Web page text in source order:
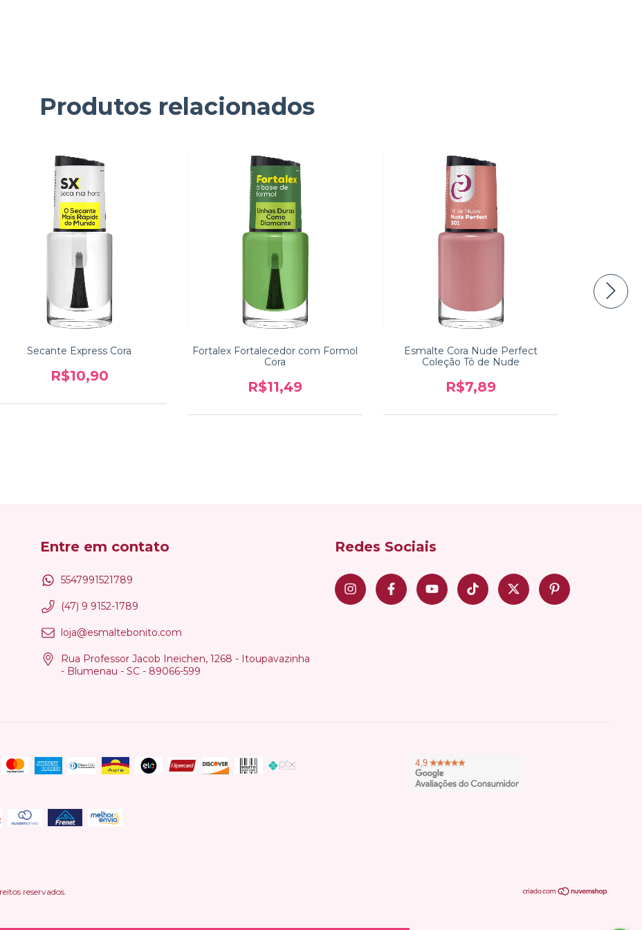
Produtos relacionados
Secante Express Cora
R$10,90
Fortalex Fortalecedor com Formol
Cora
R$11,49
Esmalte Cora Nude Perfect
Coleção Tô de Nude
R$7,89
Entre em contato
5547991521789
(47) 9 9152-1789
loja@esmaltebonito.com
Rua Professor Jacob Ineichen, 1268 - Itoupavazinha
- Blumenau - SC - 89066-599
Redes Sociais
reservados.